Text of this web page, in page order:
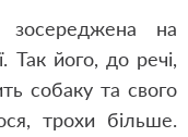
зосереджена на
Так його, до речі,
собаку та свого
трохи більше.